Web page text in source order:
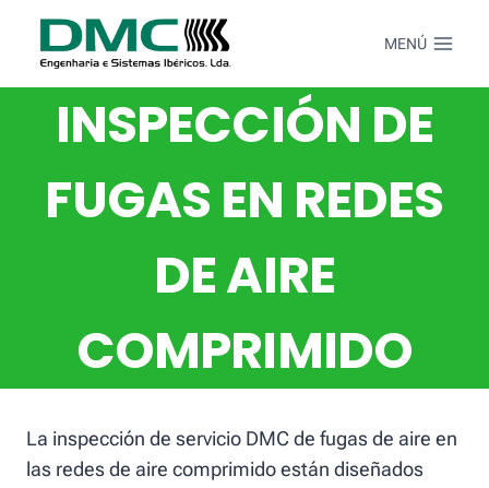
Contenido
MENÚ
INSPECCIÓN DE
FUGAS EN REDES
DE AIRE
COMPRIMIDO
La inspección de servicio DMC de fugas de aire en
las redes de aire comprimido están diseñados